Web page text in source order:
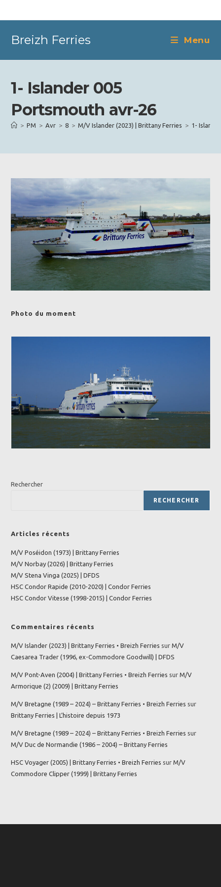
Breizh Ferries Menu
1- Islander 005
Portsmouth avr-26
> PM > Avr > 8 > M/V Islander (2023) | Brittany Ferries > 1-
Photo du moment
Rechercher
RECHERCHER
Articles récents
M/V Poséidon (1973) | Brittany Ferries
M/V Norbay (2026) | Brittany Ferries
M/V Stena Vinga (2025) | DFDS
HSC Condor Rapide (2010-2020) | Condor Ferries
HSC Condor Vitesse (1998-2015) | Condor Ferries
Commentaires récents
M/V Islander (2023) | Brittany Ferries • Breizh Ferries surM/V
Caesarea Trader (1996, ex-Commodore Goodwill) | DFDS
M/V Pont-Aven (2004) | Brittany Ferries • Breizh Ferries surM/V
Armorique (2) (2009) | Brittany Ferries
M/V Bretagne (1989 – 2024) – Brittany Ferries • Breizh Ferries sur
Brittany Ferries | L’histoire depuis 1973
M/V Bretagne (1989 – 2024) – Brittany Ferries • Breizh Ferries sur
M/V Duc de Normandie (1986 – 2004) – Brittany Ferries
HSC Voyager (2005) | Brittany Ferries • Breizh Ferries surM/V
Commodore Clipper (1999) | Brittany Ferries